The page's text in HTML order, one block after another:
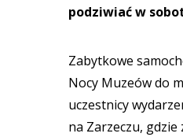
podziwiać w
Zabytkowe
Nocy Muzeów do
uczestnicy
na Zarzeczu, gdzie